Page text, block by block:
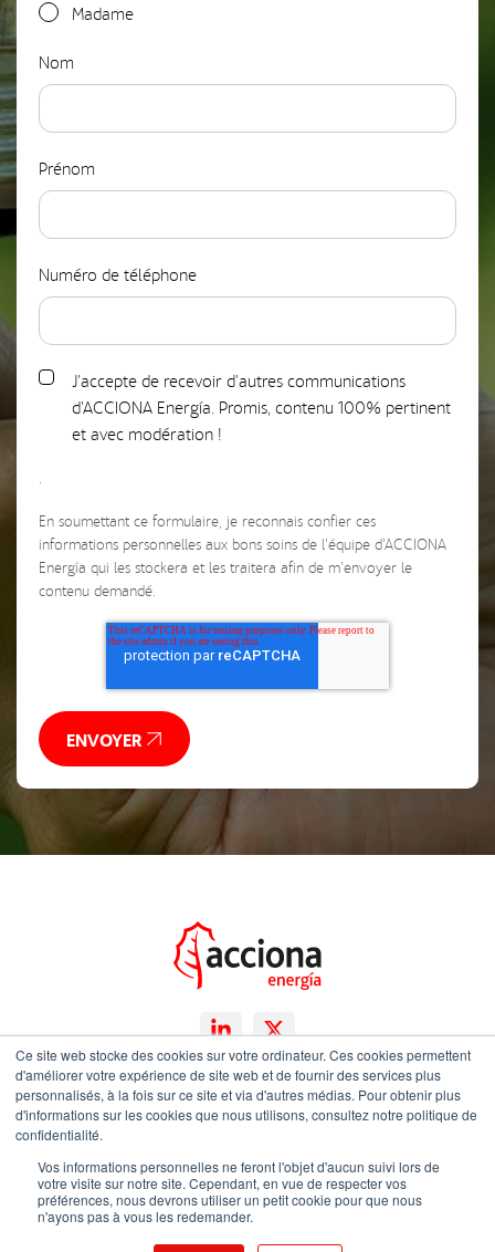
Ce site web stocke des cookies sur votre ordinateur. Ces cookies permettent
d'améliorer votre expérience de site web et de fournir des services plus
personnalisés, à la fois sur ce site et via d'autres médias. Pour obtenir plus
d'informations sur les cookies que nous utilisons, consultez notre politique de
confidentialité.
Vos informations personnelles ne feront l'objet d'aucun suivi lors de
votre visite sur notre site. Cependant, en vue de respecter vos
préférences, nous devrons utiliser un petit cookie pour que nous
n'ayons pas à vous les redemander.
Madame
Nom
Prénom
Numéro de téléphone
J'accepte de recevoir d'autres communications
d'ACCIONA Energía. Promis, contenu 100% pertinent
et avec modération !
.
En soumettant ce formulaire, je reconnais confier ces
informations personnelles aux bons soins de l'équipe d'ACCIONA
Energía qui les stockera et les traitera afin de m'envoyer le
contenu demandé.
Mentions légales
Canal éthique